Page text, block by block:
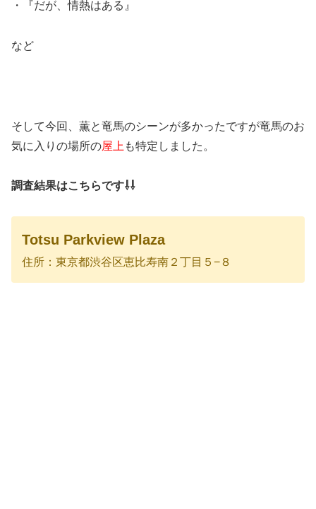
・『だが、情熱はある』
など
そして今回、薫と竜馬のシーンが多かったですが竜馬のお
気に入りの場所の屋上 も特定しました。
調査結果はこちらです⇩⇩
Totsu Parkview Plaza
住所：東京都渋谷区恵比寿南２丁目５−８